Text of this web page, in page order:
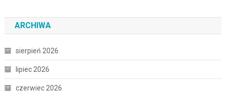
ARCHIWA
sierpień 2026
lipiec 2026
czerwiec 2026